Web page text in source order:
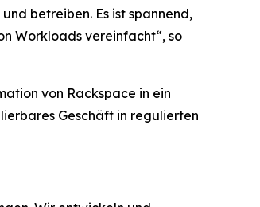
betreiben. Es ist spannend,
Workloads vereinfacht“, so
von Rackspace in ein
Geschäft in regulierten